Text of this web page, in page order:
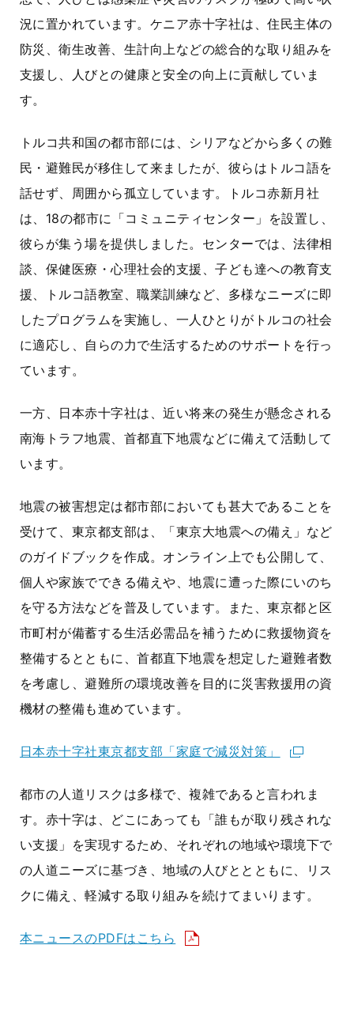
況に置かれています。ケニア赤十字社は、住民主体の
防災、衛生改善、生計向上などの総合的な取り組みを
支援し、人びとの健康と安全の向上に貢献していま
す。
トルコ共和国の都市部には、シリアなどから多くの難
民・避難民が移住して来ましたが、彼らはトルコ語を
話せず、周囲から孤立しています。トルコ赤新月社
は、18の都市に「コミュニティセンター」を設置し、
彼らが集う場を提供しました。センターでは、法律相
談、保健医療・心理社会的支援、子ども達への教育支
援、トルコ語教室、職業訓練など、多様なニーズに即
したプログラムを実施し、一人ひとりがトルコの社会
に適応し、自らの力で生活するためのサポートを行っ
ています。
一方、日本赤十字社は、近い将来の発生が懸念される
南海トラフ地震、首都直下地震などに備えて活動して
います。
地震の被害想定は都市部においても甚大であることを
受けて、東京都支部は、「東京大地震への備え」など
のガイドブックを作成。オンライン上でも公開して、
個人や家族でできる備えや、地震に遭った際にいのち
を守る方法などを普及しています。また、東京都と区
市町村が備蓄する生活必需品を補うために救援物資を
整備するとともに、首都直下地震を想定した避難者数
を考慮し、避難所の環境改善を目的に災害救援用の資
機材の整備も進めています。
日本赤十字社東京都支部「家庭で減災対策」
都市の人道リスクは多様で、複雑であると言われま
す。赤十字は、どこにあっても「誰もが取り残されな
い支援」を実現するため、それぞれの地域や環境下で
の人道ニーズに基づき、地域の人びととともに、リス
クに備え、軽減する取り組みを続けてまいります。
本ニュースのPDFはこちら